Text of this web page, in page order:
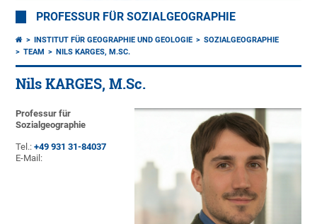
PROFESSUR FÜR SOZIALGEOGRAPHIE
INSTITUT FÜR GEOGRAPHIE UND GEOLOGIE
SOZIALGEOGRAPHIE
TEAM
NILS KARGES, M.SC.
Nils KARGES, M.Sc.
Professur für
Sozialgeographie
Tel.:+49 931 31-84037
E-Mail: